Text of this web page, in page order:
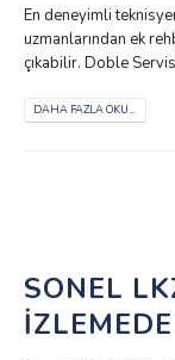
En deneyimli
uzmanlarından ek
çıkabilir. Doble
DAHA FAZLA OKU...
SONEL